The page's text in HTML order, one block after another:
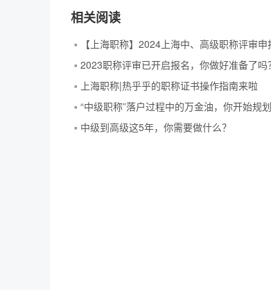
相关阅读
2023职称评审已开启报名，你做好准备了吗
上海职称|热乎乎的职称证书操作指南来啦
“中级职称”落户过程中的万金油，你开始规
中级到高级这5年，你需要做什么？